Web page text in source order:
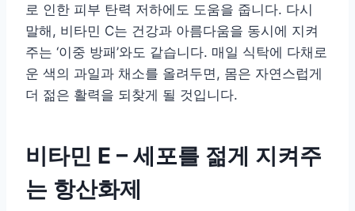
로 인한 피부 탄력 저하에도 도움을 줍니다. 다시
말해, 비타민 C는 건강과 아름다움을 동시에 지켜
주는 ‘이중 방패’와도 같습니다. 매일 식탁에 다채로
운 색의 과일과 채소를 올려두면, 몸은 자연스럽게
더 젊은 활력을 되찾게 될 것입니다.
비타민 E – 세포를 젊게 지켜주
는 항산화제